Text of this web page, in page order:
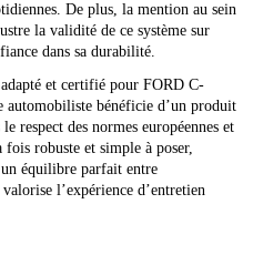
De plus, la mention au sein
la validité de ce système sur
dans sa durabilité.
et certifié pour FORD C-
automobiliste bénéficie d’un produit
respect des normes européennes et
robuste et simple à poser,
équilibre parfait entre
l’expérience d’entretien